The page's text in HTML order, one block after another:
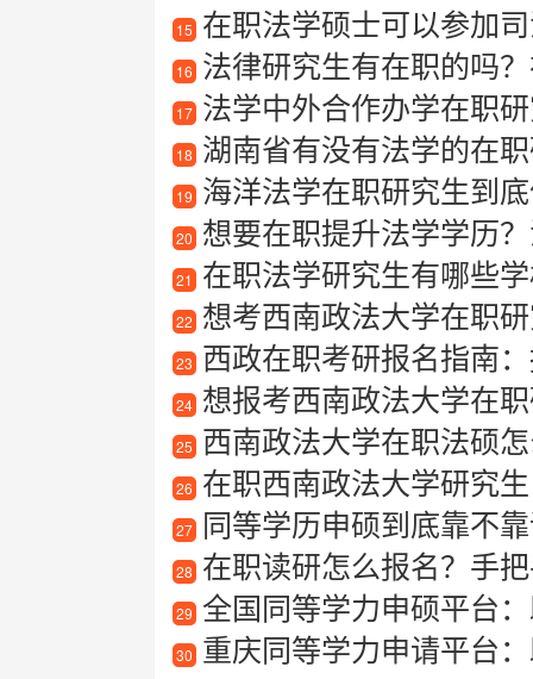
15 在职法学硕士可以参加
16 法律研究生有在职的吗
17 法学中外合作办学在职
18 湖南省有没有法学的在
19 海洋法学在职研究生到底
20 想要在职提升法学学历
21 在职法学研究生有哪些
22 想考西南政法大学在职研究生
23 西政在职考研报名指南
24 想报考西南政法大学在
25 西南政法大学在职法硕
26 在职西南政法大学研究生
27 同等学历申硕到底靠不靠谱
28 在职读研怎么报名？手
29 全国同等学力申硕平台
30 重庆同等学力申请平台